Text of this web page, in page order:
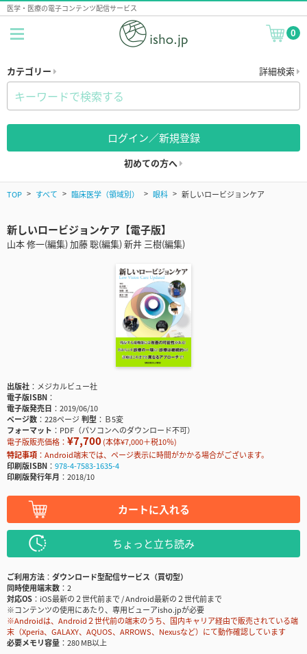
医学・医療の電子コンテンツ配信サービス
0
カテゴリー 詳細検索
ログイン／新規登録
初めての方へ
TOP すべて 臨床医学（領域別） 眼科 新しいロービジョンケア
新しいロービジョンケア【電子版】
山本 修一(編集) 加藤 聡(編集) 新井 三樹(編集)
出版社
メジカルビュー社
電子版ISBN
電子版発売日
2019/06/10
ページ数
228ページ判型
Ｂ5変
フォーマット
PDF（パソコンへのダウンロード不可）
電子版販売価格： ¥7,700(本体¥7,000＋税10％)
特記事項
Android端末では、ページ表示に時間がかかる場合がございます。
印刷版ISBN
978-4-7583-1635-4
印刷版発行年月
2018/10
カートに入れる
ちょっと立ち読み
ご利用方法
ダウンロード型配信サービス（買切型）
同時使用端末数
2
対応OS
iOS最新の２世代前まで / Android最新の２世代前まで
※コンテンツの使用にあたり、専用ビューアisho.jpが必要
※Androidは、Android２世代前の端末のうち、国内キャリア経由で販売されている端
末（Xperia、GALAXY、AQUOS、ARROWS、Nexusなど）にて動作確認しています
必要メモリ容量
280 MB以上